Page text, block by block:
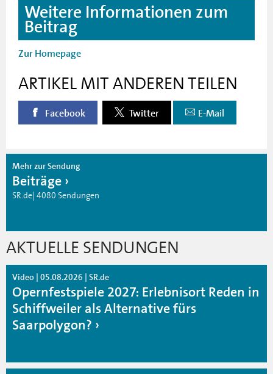
Weitere Informationen zum
Beitrag
Zur Homepage
ARTIKEL MIT ANDEREN TEILEN
Facebook Twitter E-Mail
Mehr zur Sendung
Beiträge
SR.de| 4080 Sendungen
AKTUELLE SENDUNGEN
Video | 05.08.2026 | SR.de
Opernfestspiele 2027: Erlebnisort Reden in
Schiffweiler als Alternative fürs
Saarpolygon?